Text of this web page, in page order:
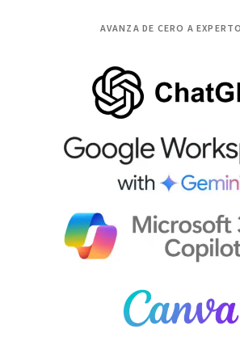
AVANZA DE CERO A